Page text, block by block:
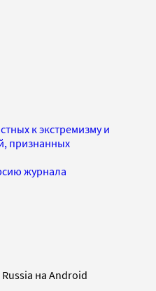
к экстремизму и
признанных
журнала
на Android